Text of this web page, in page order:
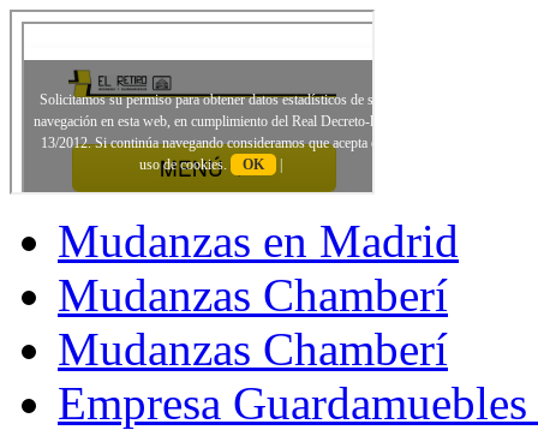
Mudanzas en Madrid
Mudanzas Chamberí
Mudanzas Chamberí
Empresa